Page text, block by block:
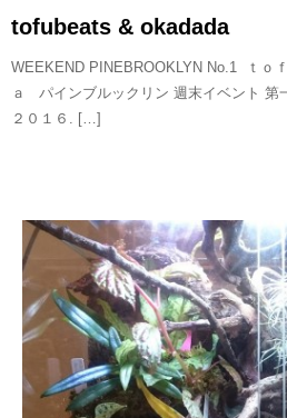
tofubeats & okadada
WEEKEND PINEBROOKLYN No.1 ｔｏ
ａ パインブルックリン 週末イベント 第
２０１６. […]
READ